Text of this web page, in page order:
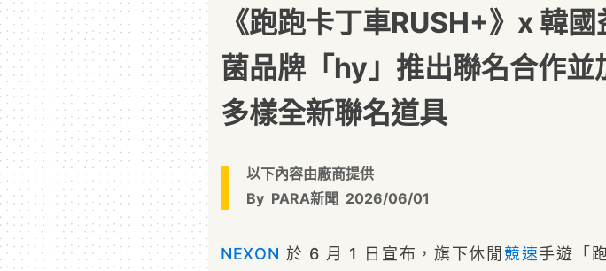
《跑跑卡丁車RUSH+》x 韓國
菌品牌「hy」推出聯名合作並
多樣全新聯名道具
以下內容由廠商提供
By PARA新聞 2026/06/01
NEXON 於 6 月 1 日宣布，旗下休閒 競速手遊「